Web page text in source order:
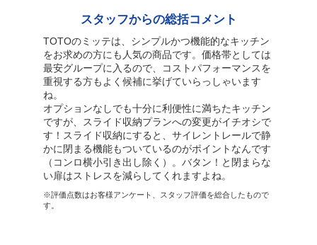
スタッフからの総括コメント
TOTOのミッテは、シンプルかつ機能的なキッチン
をお求めの方にも人気の商品です。価格帯としては
最安グループに入るので、コストパフォーマンスを
重視する方もよく候補に挙げていらっしゃいます
ね。
オプションなしでも十分に利便性に満ちたキッチン
ですが、スライド収納プランへの変更がイチオシで
す！スライド収納にすると、サイレントレールで静
かに閉まる機能もついているのがポイントなんです
（コンロ横小引き出し除く）。バタン！と閉まらな
い扉はストレスを減らしてくれますよね。
※評価点数はお客様アンケート、スタッフ評価を総合したもので
す。